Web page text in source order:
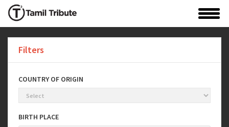
Filters
COUNTRY OF ORIGIN
BIRTH PLACE